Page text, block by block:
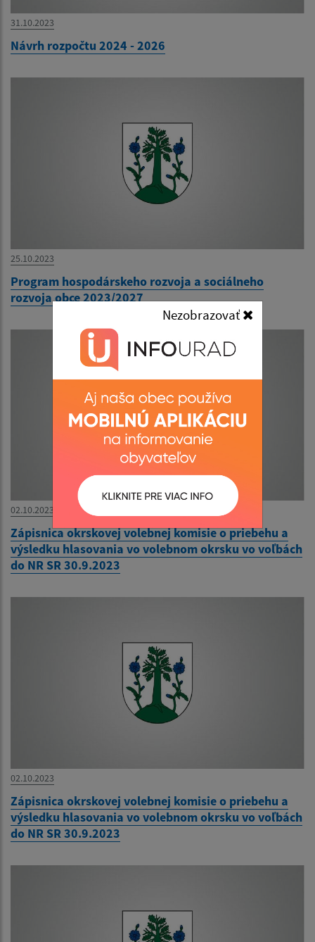
Nezobrazovať
31.10.2023
Návrh rozpočtu 2024 - 2026
25.10.2023
Program hospodárskeho rozvoja a sociálneho
rozvoja obce 2023/2027
02.10.2023
Zápisnica okrskovej volebnej komisie o priebehu a
výsledku hlasovania vo volebnom okrsku vo voľbách
do NR SR 30.9.2023
02.10.2023
Zápisnica okrskovej volebnej komisie o priebehu a
výsledku hlasovania vo volebnom okrsku vo voľbách
do NR SR 30.9.2023